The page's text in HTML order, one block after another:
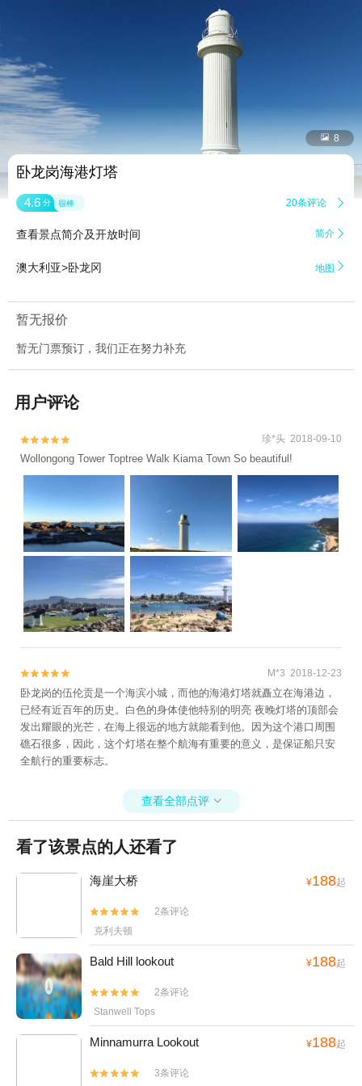
 8
卧龙岗海港灯塔
4.6 分 很棒 20条评论 
查看景点简介及开放时间 简介 
澳大利亚>卧龙冈 地图 
暂无报价
暂无门票预订，我们正在努力补充
用户评论

 珍*头 2018-09-10
Wollongong Tower Toptree Walk Kiama Town So beautiful!

 M*3 2018-12-23
卧龙岗的伍伦贡是一个海滨小城，而他的海港灯塔就矗立在海港边，
已经有近百年的历史。白色的身体使他特别的明亮 夜晚灯塔的顶部会
发出耀眼的光芒，在海上很远的地方就能看到他。因为这个港口周围
礁石很多，因此，这个灯塔在整个航海有重要的意义，是保证船只安
全航行的重要标志。
查看全部点评 
看了该景点的人还看了
海崖大桥 ¥188起


2条评论
克利夫顿
Bald Hill lookout ¥188起


2条评论
Stanwell Tops
Minnamurra Lookout ¥188起

 3条评论